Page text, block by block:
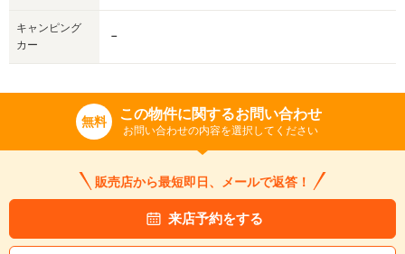
キャンピング
カー
－
無料 この物件に関するお問い合わせ
お問い合わせの内容を選択してください
販売店から最短即日、メールで返答！
来店予約をする